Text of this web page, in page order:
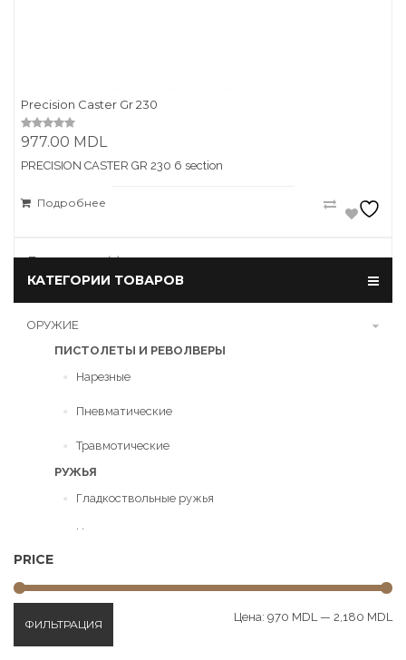
Precision Caster Gr 230
0
u
f
5
977.00 MDL
PRECISION CASTER GR 230 6 section
Подробнее
Показаны все (2)
КАТЕГОРИИ ТОВАРОВ
ОРУЖИЕ
ПИСТОЛЕТЫ И РЕВОЛВЕРЫ
Нарезные
Пневматические
Травмотические
РУЖЬЯ
Гладкоствольные ружья
Нарезные ружья
ПАТРОНЫ
PRICE
ФИЛЬТРАЦИЯ
Цена: 970 MDL — 2,180 MDL